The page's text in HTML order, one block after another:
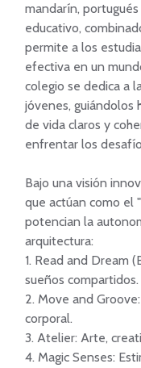
mandarín,
educativo,
permite a los
efectiva en un
colegio se dedica a
jóvenes, guiándolos
de vida claros y
enfrentar los
Bajo una visión
que actúan como el
potencian la
arquitectura:
1. Read and Dream
sueños compartidos.
2. Move and
corporal.
3. Atelier: Arte,
4. Magic Senses: